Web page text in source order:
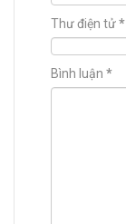
Thư điện tử*
Bình luận *